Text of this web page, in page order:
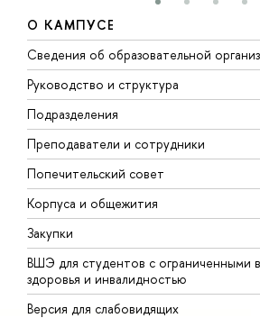
О КАМПУСЕ
Сведения об образовательной
Руководство и структура
Подразделения
Преподаватели и сотрудники
Попечительский совет
Корпуса и общежития
Закупки
ВШЭ для студентов с ограниченными
здоровья и инвалидностью
Версия для слабовидящих